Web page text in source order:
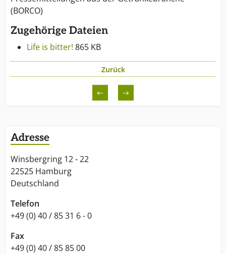
(BORCO)
Zugehörige Dateien
Life is bitter! 865 KB
Zurück
← →
Adresse
Winsbergring 12 - 22
22525 Hamburg
Deutschland
Telefon
+49 (0) 40 / 85 31 6 - 0
Fax
+49 (0) 40 / 85 85 00